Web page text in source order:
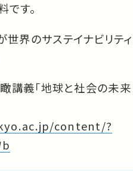
す。
世界のサステイナビリティ
講義「地球と社会の未来
content/?